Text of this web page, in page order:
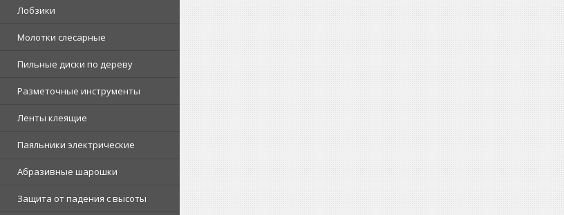
Лобзики
Молотки слесарные
Пильные диски по дереву
Разметочные инструменты
Ленты клеящие
Паяльники электрические
Абразивные шарошки
Защита от падения с высоты